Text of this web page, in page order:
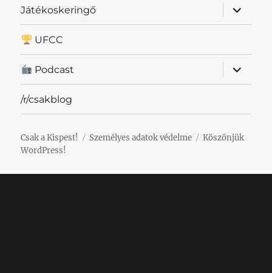
Játékoskeringő
almenü
UFCC
Podcast
almenü
/r/csakblog
Csak a Kispest! Személyes adatok védelme
Köszönjük
WordPress!